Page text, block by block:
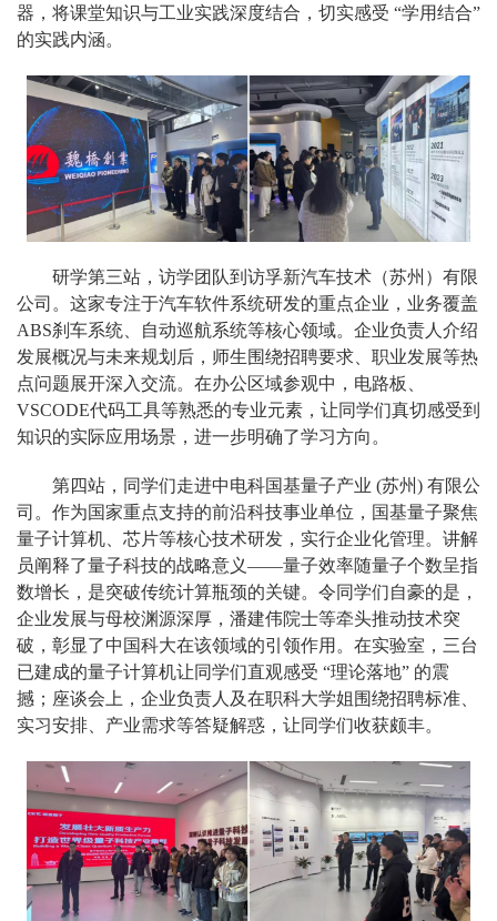
器，将课堂知识与工业实践深度结合，切实感受 “学用结合”
的实践内涵。
研学第三站，访学团队到访孚新汽车技术（苏州）有限
公司。这家专注于汽车软件系统研发的重点企业，业务覆盖
ABS刹车系统、自动巡航系统等核心领域。企业负责人介绍
发展概况与未来规划后，师生围绕招聘要求、职业发展等热
点问题展开深入交流。在办公区域参观中，电路板、
VSCODE代码工具等熟悉的专业元素，让同学们真切感受到
知识的实际应用场景，进一步明确了学习方向。
第四站，同学们走进中电科国基量子产业 (苏州) 有限公
司。作为国家重点支持的前沿科技事业单位，国基量子聚焦
量子计算机、芯片等核心技术研发，实行企业化管理。讲解
员阐释了量子科技的战略意义——量子效率随量子个数呈指
数增长，是突破传统计算瓶颈的关键。令同学们自豪的是，
企业发展与母校渊源深厚，潘建伟院士等牵头推动技术突
破，彰显了中国科大在该领域的引领作用。在实验室，三台
已建成的量子计算机让同学们直观感受 “理论落地” 的震
撼；座谈会上，企业负责人及在职科大学姐围绕招聘标准、
实习安排、产业需求等答疑解惑，让同学们收获颇丰。